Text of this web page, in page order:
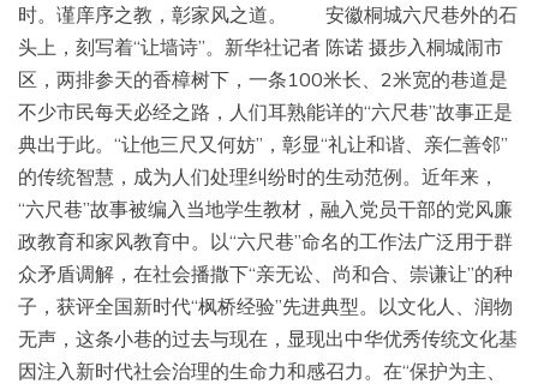
时。谨庠序之教，彰家风之道。 安徽桐城六尺巷外的石
头上，刻写着“让墙诗”。新华社记者 陈诺 摄步入桐城闹市
区，两排参天的香樟树下，一条100米长、2米宽的巷道是
不少市民每天必经之路，人们耳熟能详的“六尺巷”故事正是
典出于此。“让他三尺又何妨”，彰显“礼让和谐、亲仁善邻”
的传统智慧，成为人们处理纠纷时的生动范例。近年来，
“六尺巷”故事被编入当地学生教材，融入党员干部的党风廉
政教育和家风教育中。以“六尺巷”命名的工作法广泛用于群
众矛盾调解，在社会播撒下“亲无讼、尚和合、崇谦让”的种
子，获评全国新时代“枫桥经验”先进典型。以文化人、润物
无声，这条小巷的过去与现在，显现出中华优秀传统文化基
因注入新时代社会治理的生命力和感召力。在“保护为主、